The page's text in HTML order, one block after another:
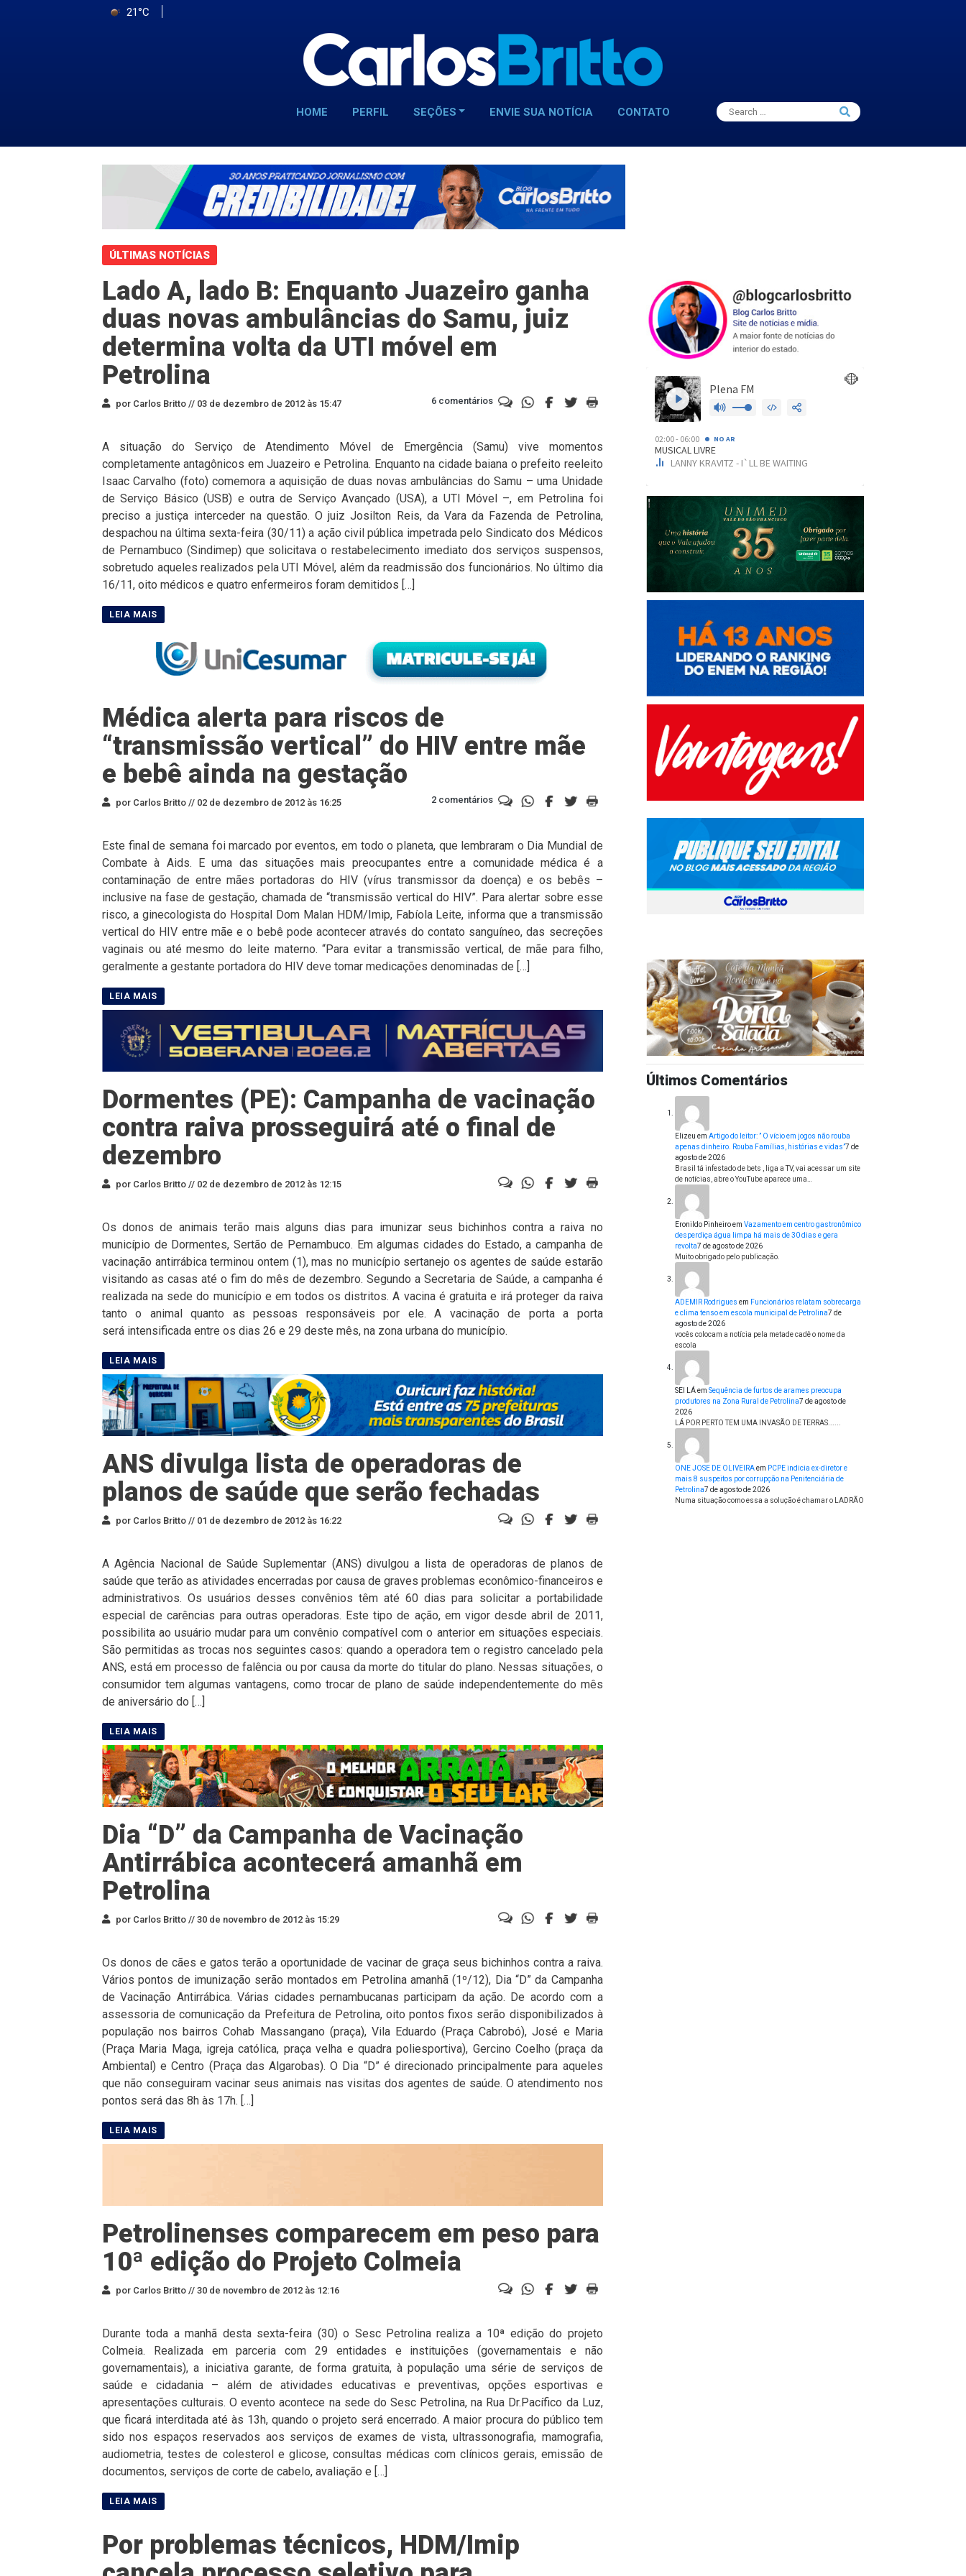
21°C
HOME PERFIL SEÇÕES ENVIE SUA NOTÍCIA CONTATO
Search
for:
Search
ÚLTIMAS NOTÍCIAS
Lado A, lado B: Enquanto Juazeiro ganha
duas novas ambulâncias do Samu, juiz
determina volta da UTI móvel em
Petrolina
por Carlos Britto // 03 de dezembro de 2012 às 15:47 6 comentários
A situação do Serviço de Atendimento Móvel de Emergência (Samu) vive momentos
completamente antagônicos em Juazeiro e Petrolina. Enquanto na cidade baiana o prefeito reeleito
Isaac Carvalho (foto) comemora a aquisição de duas novas ambulâncias do Samu – uma Unidade
de Serviço Básico (USB) e outra de Serviço Avançado (USA), a UTI Móvel –, em Petrolina foi
preciso a justiça interceder na questão. O juiz Josilton Reis, da Vara da Fazenda de Petrolina,
despachou na última sexta-feira (30/11) a ação civil pública impetrada pelo Sindicato dos Médicos
de Pernambuco (Sindimep) que solicitava o restabelecimento imediato dos serviços suspensos,
sobretudo aqueles realizados pela UTI Móvel, além da readmissão dos funcionários. No último dia
16/11, oito médicos e quatro enfermeiros foram demitidos […]
Médica alerta para riscos de
“transmissão vertical” do HIV entre mãe
e bebê ainda na gestação
por Carlos Britto // 02 de dezembro de 2012 às 16:25 2 comentários
Este final de semana foi marcado por eventos, em todo o planeta, que lembraram o Dia Mundial de
Combate à Aids. E uma das situações mais preocupantes entre a comunidade médica é a
contaminação de entre mães portadoras do HIV (vírus transmissor da doença) e os bebês –
inclusive na fase de gestação, chamada de “transmissão vertical do HIV”. Para alertar sobre esse
risco, a ginecologista do Hospital Dom Malan HDM/Imip, Fabíola Leite, informa que a transmissão
vertical do HIV entre mãe e o bebê pode acontecer através do contato sanguíneo, das secreções
vaginais ou até mesmo do leite materno. “Para evitar a transmissão vertical, de mãe para filho,
geralmente a gestante portadora do HIV deve tomar medicações denominadas de […]
Dormentes (PE): Campanha de vacinação
contra raiva prosseguirá até o final de
dezembro
por Carlos Britto // 02 de dezembro de 2012 às 12:15
Os donos de animais terão mais alguns dias para imunizar seus bichinhos contra a raiva no
município de Dormentes, Sertão de Pernambuco. Em algumas cidades do Estado, a campanha de
vacinação antirrábica terminou ontem (1), mas no município sertanejo os agentes de saúde estarão
visitando as casas até o fim do mês de dezembro. Segundo a Secretaria de Saúde, a campanha é
realizada na sede do município e em todos os distritos. A vacina é gratuita e irá proteger da raiva
tanto o animal quanto as pessoas responsáveis por ele. A vacinação de porta a porta
será intensificada entre os dias 26 e 29 deste mês, na zona urbana do município.
ANS divulga lista de operadoras de
planos de saúde que serão fechadas
por Carlos Britto // 01 de dezembro de 2012 às 16:22
A Agência Nacional de Saúde Suplementar (ANS) divulgou a lista de operadoras de planos de
saúde que terão as atividades encerradas por causa de graves problemas econômico-financeiros e
administrativos. Os usuários desses convênios têm até 60 dias para solicitar a portabilidade
especial de carências para outras operadoras. Este tipo de ação, em vigor desde abril de 2011,
possibilita ao usuário mudar para um convênio compatível com o anterior em situações especiais.
São permitidas as trocas nos seguintes casos: quando a operadora tem o registro cancelado pela
ANS, está em processo de falência ou por causa da morte do titular do plano. Nessas situações, o
consumidor tem algumas vantagens, como trocar de plano de saúde independentemente do mês
de aniversário do […]
Dia “D” da Campanha de Vacinação
Antirrábica acontecerá amanhã em
Petrolina
por Carlos Britto // 30 de novembro de 2012 às 15:29
Os donos de cães e gatos terão a oportunidade de vacinar de graça seus bichinhos contra a raiva.
Vários pontos de imunização serão montados em Petrolina amanhã (1º/12), Dia “D” da Campanha
de Vacinação Antirrábica. Várias cidades pernambucanas participam da ação. De acordo com a
assessoria de comunicação da Prefeitura de Petrolina, oito pontos fixos serão disponibilizados à
população nos bairros Cohab Massangano (praça), Vila Eduardo (Praça Cabrobó), José e Maria
(Praça Maria Maga, igreja católica, praça velha e quadra poliesportiva), Gercino Coelho (praça da
Ambiental) e Centro (Praça das Algarobas). O Dia “D” é direcionado principalmente para aqueles
que não conseguiram vacinar seus animais nas visitas dos agentes de saúde. O atendimento nos
pontos será das 8h às 17h. […]
Petrolinenses comparecem em peso para
10ª edição do Projeto Colmeia
por Carlos Britto // 30 de novembro de 2012 às 12:16
Durante toda a manhã desta sexta-feira (30) o Sesc Petrolina realiza a 10ª edição do projeto
Colmeia. Realizada em parceria com 29 entidades e instituições (governamentais e não
governamentais), a iniciativa garante, de forma gratuita, à população uma série de serviços de
saúde e cidadania – além de atividades educativas e preventivas, opções esportivas e
apresentações culturais. O evento acontece na sede do Sesc Petrolina, na Rua Dr.Pacífico da Luz,
que ficará interditada até às 13h, quando o projeto será encerrado. A maior procura do público tem
sido nos espaços reservados aos serviços de exames de vista, ultrassonografia, mamografia,
audiometria, testes de colesterol e glicose, consultas médicas com clínicos gerais, emissão de
documentos, serviços de corte de cabelo, avaliação e […]
Por problemas técnicos, HDM/Imip
Últimos Comentários
Elizeu em Artigo do leitor: ” O vício em jogos não rouba
apenas dinheiro. Rouba Famílias, histórias e vidas”7 de
agosto de 2026
Brasil tá infestado de bets , liga a TV, vai acessar um site
de notícias, abre o YouTube aparece uma…
Eronildo Pinheiroem Vazamento em centro gastronômico
desperdiça água limpa há mais de 30 dias e gera
revolta7 de agosto de 2026
Muito obrigado pelo publicação.
ADEMIR Rodrigues em Funcionários relatam sobrecarga
e clima tenso em escola municipal de Petrolina7 de
agosto de 2026
vocês colocam a notícia pela metade cadê o nome da
escola
SEI LÁem Sequência de furtos de arames preocupa
produtores na Zona Rural de Petrolina7 de agosto de
2026
LÁ POR PERTO TEM UMA INVASÃO DE TERRAS......
ONE JOSE DE OLIVEIRAem PCPE indicia ex-diretor e
mais 8 suspeitos por corrupção na Penitenciária de
Petrolina7 de agosto de 2026
Numa situação como essa a solução é chamar o LADRÃO